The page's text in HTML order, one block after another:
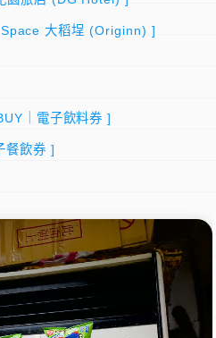
大稻埕 (Originn) ]
｜電子飲料券 ]
餐飲券 ]